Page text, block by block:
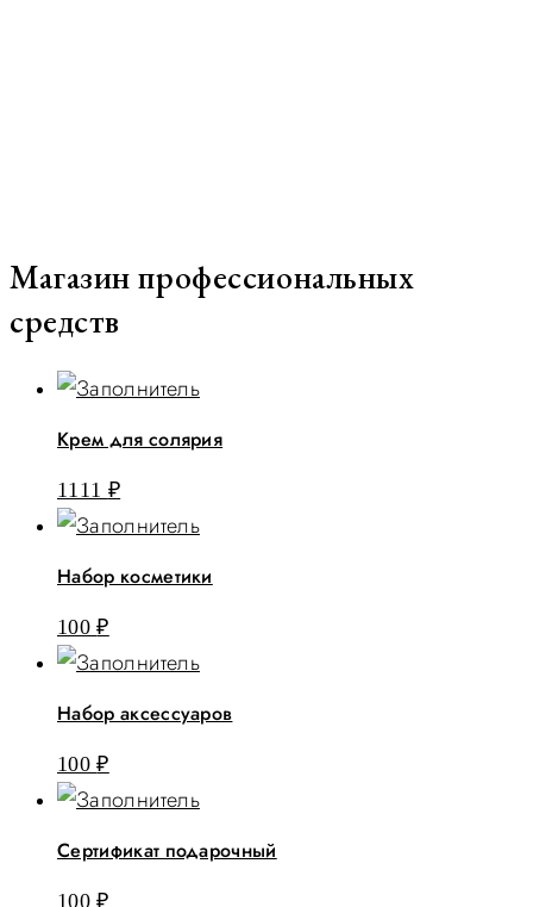
Магазин профессиональных
средств
Крем для солярия
1111 ₽
Набор косметики
100₽
Набор аксессуаров
100₽
Сертификат подарочный
100₽